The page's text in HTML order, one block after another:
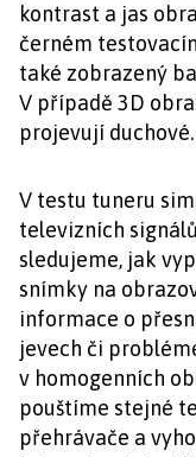
kontrast a jas
černém
také zobrazený
V případě 3D
projevují duchové.
V testu tuneru
televizních
sledujeme, jak
snímky na
informace o
jevech či
v homogenních
pouštíme stejné
přehrávače a